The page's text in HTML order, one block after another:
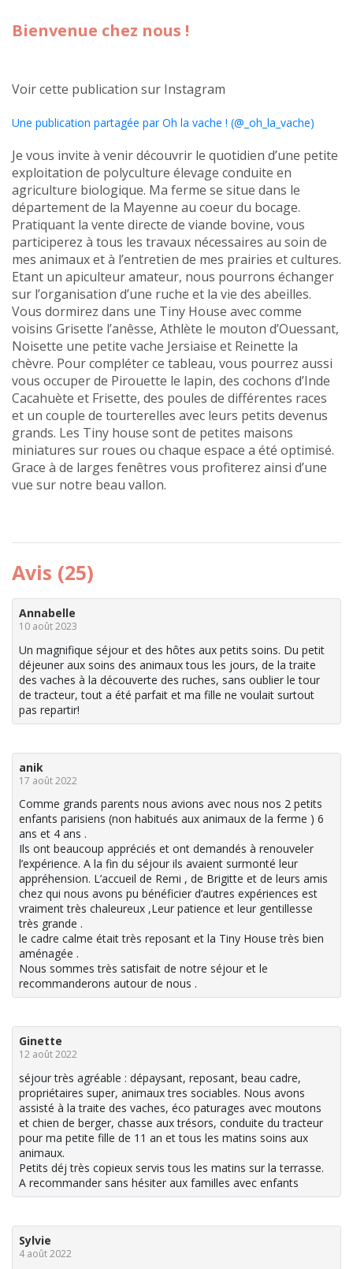
Bienvenue chez nous !
Voir cette publication sur Instagram
Une publication partagée par Oh la vache ! (@_oh_la_vache)
Je vous invite à venir découvrir le quotidien d’une petite
exploitation de polyculture élevage conduite en
agriculture biologique. Ma ferme se situe dans le
département de la Mayenne au coeur du bocage.
Pratiquant la vente directe de viande bovine, vous
participerez à tous les travaux nécessaires au soin de
mes animaux et à l’entretien de mes prairies et cultures.
Etant un apiculteur amateur, nous pourrons échanger
sur l’organisation d’une ruche et la vie des abeilles.
Vous dormirez dans une Tiny House avec comme
voisins Grisette l’anêsse, Athlète le mouton d’Ouessant,
Noisette une petite vache Jersiaise et Reinette la
chèvre. Pour compléter ce tableau, vous pourrez aussi
vous occuper de Pirouette le lapin, des cochons d’Inde
Cacahuète et Frisette, des poules de différentes races
et un couple de tourterelles avec leurs petits devenus
grands. Les Tiny house sont de petites maisons
miniatures sur roues ou chaque espace a été optimisé.
Grace à de larges fenêtres vous profiterez ainsi d’une
vue sur notre beau vallon.
Avis (25)
Annabelle
10 août 2023
Un magnifique séjour et des hôtes aux petits soins. Du petit
déjeuner aux soins des animaux tous les jours, de la traite
des vaches à la découverte des ruches, sans oublier le tour
de tracteur, tout a été parfait et ma fille ne voulait surtout
pas repartir!
anik
17 août 2022
Comme grands parents nous avions avec nous nos 2 petits
enfants parisiens (non habitués aux animaux de la ferme ) 6
ans et 4 ans .
Ils ont beaucoup appréciés et ont demandés à renouveler
l’expérience. A la fin du séjour ils avaient surmonté leur
appréhension. L’accueil de Remi , de Brigitte et de leurs amis
chez qui nous avons pu bénéficier d’autres expériences est
vraiment très chaleureux ,Leur patience et leur gentillesse
très grande .
le cadre calme était très reposant et la Tiny House très bien
aménagée .
Nous sommes très satisfait de notre séjour et le
recommanderons autour de nous .
Ginette
12 août 2022
séjour très agréable : dépaysant, reposant, beau cadre,
propriétaires super, animaux tres sociables. Nous avons
assisté à la traite des vaches, éco paturages avec moutons
et chien de berger, chasse aux trésors, conduite du tracteur
pour ma petite fille de 11 an et tous les matins soins aux
animaux.
Petits déj très copieux servis tous les matins sur la terrasse.
A recommander sans hésiter aux familles avec enfants
Sylvie
4 août 2022